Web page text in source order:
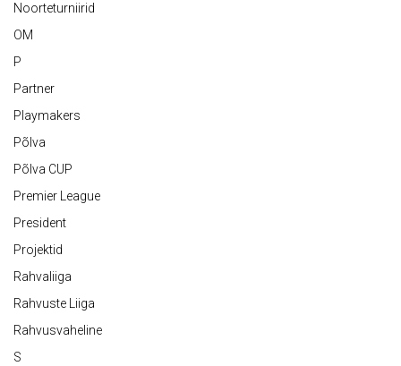
Noorteturniirid
OM
P
Partner
Playmakers
Põlva
Põlva CUP
Premier League
President
Projektid
Rahvaliiga
Rahvuste Liiga
Rahvusvaheline
S